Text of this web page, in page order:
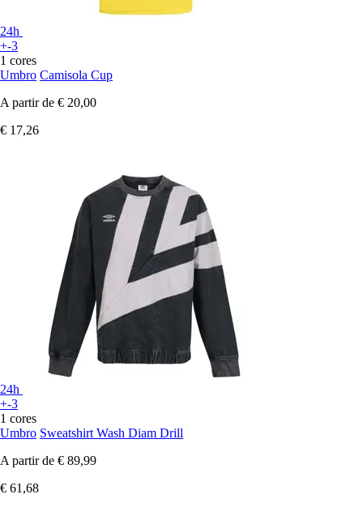
24h
+-3
1 cores
Umbro Camisola Cup
A partir de € 20,00
€ 17,26
24h
+-3
1 cores
Umbro Sweatshirt Wash Diam Drill
A partir de € 89,99
€ 61,68